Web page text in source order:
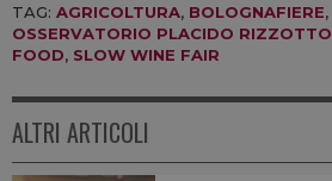
TAG: AGRICOLTURA, BOLOGNAFIERE,
OSSERVATORIO PLACIDO RIZZOTTO
FOOD, SLOW WINE FAIR
ALTRI ARTICOLI